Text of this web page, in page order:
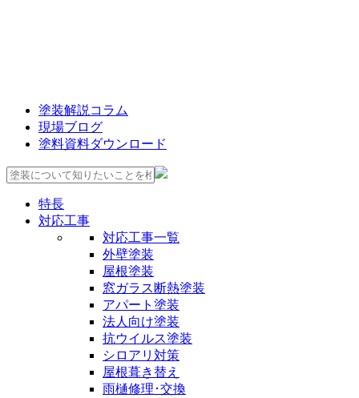
塗装解説コラム
現場ブログ
塗料資料ダウンロード
特長
対応工事
対応工事一覧
外壁塗装
屋根塗装
窓ガラス断熱塗装
アパート塗装
法人向け塗装
抗ウイルス塗装
シロアリ対策
屋根葺き替え
雨樋修理･交換